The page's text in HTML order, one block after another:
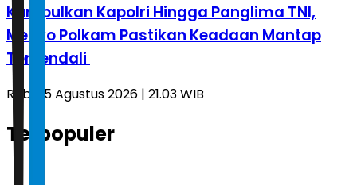
Kumpulkan Kapolri Hingga Panglima TNI,
Menko Polkam Pastikan Keadaan Mantap
Terkendali
Rabu, 5 Agustus 2026 | 21.03 WIB
Terpopuler